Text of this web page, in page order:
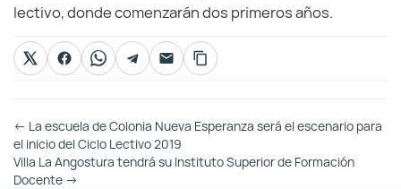
lectivo, donde comenzarán dos primeros años.
Otras
Entradas
← La escuela de Colonia Nueva Esperanza será el escenario para
el inicio del Ciclo Lectivo 2019
Villa La Angostura tendrá su Instituto Superior de Formación
Docente →